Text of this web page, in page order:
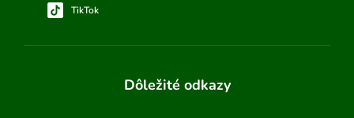
TikTok
Dôležité odkazy